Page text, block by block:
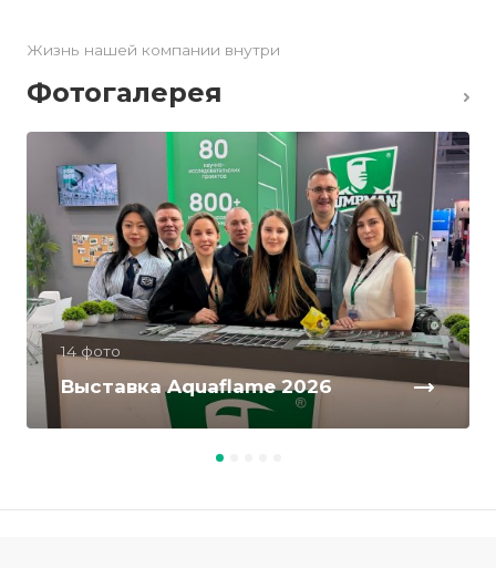
Жизнь нашей компании внутри
Фотогалерея
14 фото
Выставка Aquaflame 2026